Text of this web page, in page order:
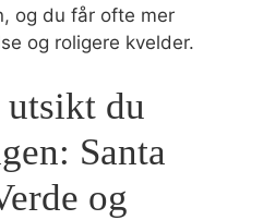
og du får ofte mer
og roligere kvelder.
du
Santa
og